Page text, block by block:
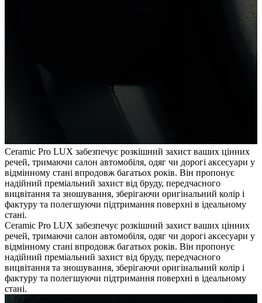
Ceramic Pro LUX забезпечує розкішний захист ваших цінних
речей, тримаючи салон автомобіля, одяг чи дорогі аксесуари у
відмінному стані впродовж багатьох років. Він пропонує
надійний преміальний захист від бруду, передчасного
вицвітання та зношування, зберігаючи оригінальний колір і
фактуру та полегшуючи підтримання поверхні в ідеальному
стані.
Ceramic Pro LUX забезпечує розкішний захист ваших цінних
речей, тримаючи салон автомобіля, одяг чи дорогі аксесуари у
відмінному стані впродовж багатьох років. Він пропонує
надійний преміальний захист від бруду, передчасного
вицвітання та зношування, зберігаючи оригінальний колір і
фактуру та полегшуючи підтримання поверхні в ідеальному
стані.